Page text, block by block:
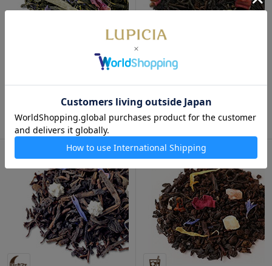
900円
50g 袋入